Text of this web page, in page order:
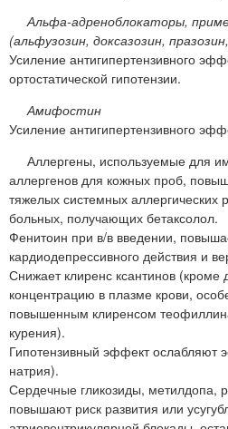
Альфа-адреноблокаторы,
(альфузозин, доксазозин,
Усиление антигипертензивного
ортостатической гипотензии.
Амифостин
Усиление антигипертензивного
Аллергены, используемые для
аллергенов для кожных проб,
тяжелых системных аллергических
больных, получающих бетаксолол.
Фенитоин при в/в введении,
кардиодепрессивного действия и
Снижает клиренс ксантинов
концентрацию в плазме крови,
повышенным клиренсом
курения).
Гипотензивный эффект ослабляют
натрия).
Сердечные гликозиды, метилдопа,
повышают риск развития или